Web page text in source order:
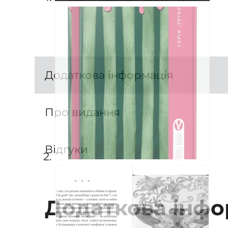
Додаткова інформація
Про видання
Відгуки
Додаткова